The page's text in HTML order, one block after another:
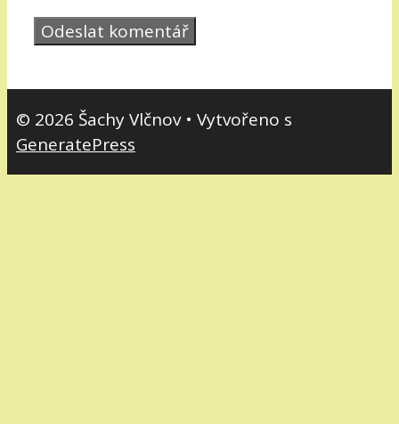
© 2026 Šachy Vlčnov• Vytvořeno s
GeneratePress